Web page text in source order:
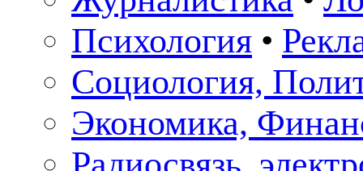
Психология •
Социология,
Экономика,